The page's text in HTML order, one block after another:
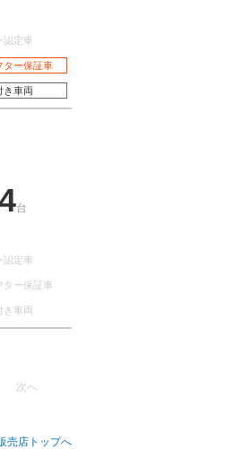
認定車
ター保証車
き車両
台
認定車
ター保証車
き車両
次へ
売店トップへ